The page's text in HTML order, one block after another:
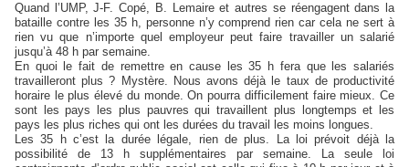
Quand l’UMP, J-F. Copé, B. Lemaire et autres se réengagent dans la
bataille contre les 35 h, personne n’y comprend rien car cela ne sert à
rien vu que n’importe quel employeur peut faire travailler un salarié
jusqu’à 48 h par semaine.
En quoi le fait de remettre en cause les 35 h fera que les salariés
travailleront plus ? Mystère. Nous avons déjà le taux de productivité
horaire le plus élevé du monde. On pourra difficilement faire mieux. Ce
sont les pays les plus pauvres qui travaillent plus longtemps et les
pays les plus riches qui ont les durées du travail les moins longues.
Les 35 h c’est la durée légale, rien de plus. La loi prévoit déjà la
possibilité de 13 h supplémentaires par semaine. La seule loi